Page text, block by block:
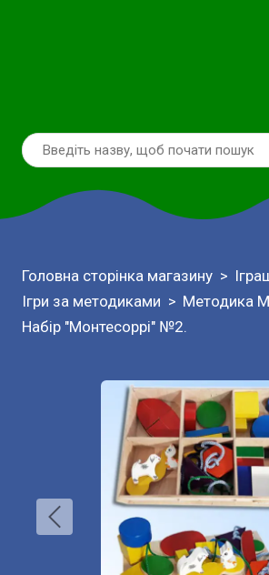
Головна сторінка магазину
Ігри за методиками
Методика
Набір "Монтесоррі" №2.